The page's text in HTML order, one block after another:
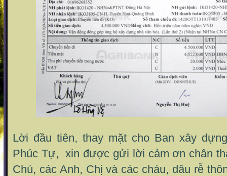
Lời đầu tiên, thay mặt cho Ban xây
Phúc Tự, xin được gửi lời cảm ơn chân
Chú, các Anh, Chị và các cháu, dâu rễ